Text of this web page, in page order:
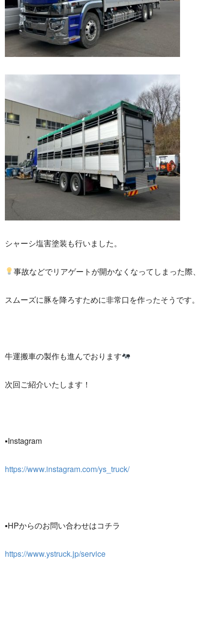
シャーシ塩害塗装も行いました。
事故などでリアゲートが開かなくなってしまった際、
スムーズに豚を降ろすために非常口を作ったそうです。
牛運搬車の製作も進んでおります
次回ご紹介いたします！
▪Instagram
https://www.instagram.com/ys_truck/
▪HPからのお問い合わせはコチラ
https://www.ystruck.jp/service